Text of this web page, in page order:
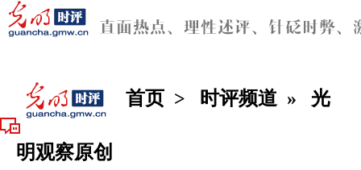
首页 > 时评频道 » 光
明观察原创